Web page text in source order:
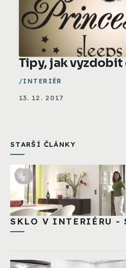
Tipy, jak
INTERIÉR
13. 12. 2017
STARŠÍ ČLÁNKY
SKLO V INTERIÉRU -